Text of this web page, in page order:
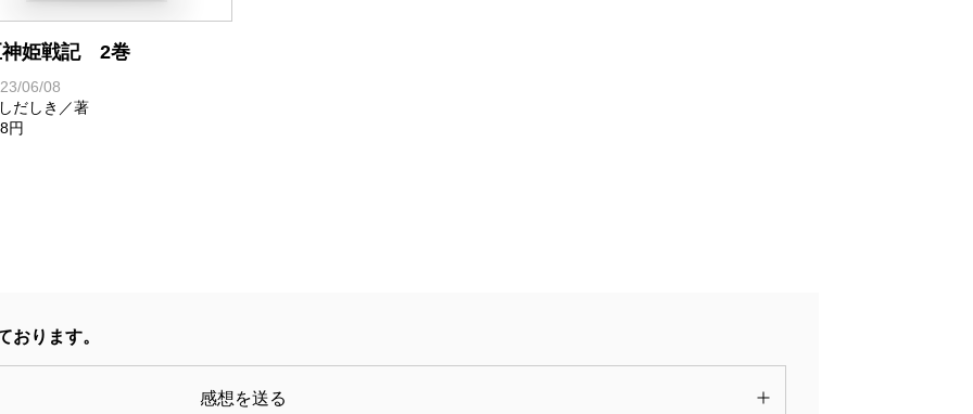
神姫戦記 2巻
06/08
だしき／著
円
おります。
感想を送る